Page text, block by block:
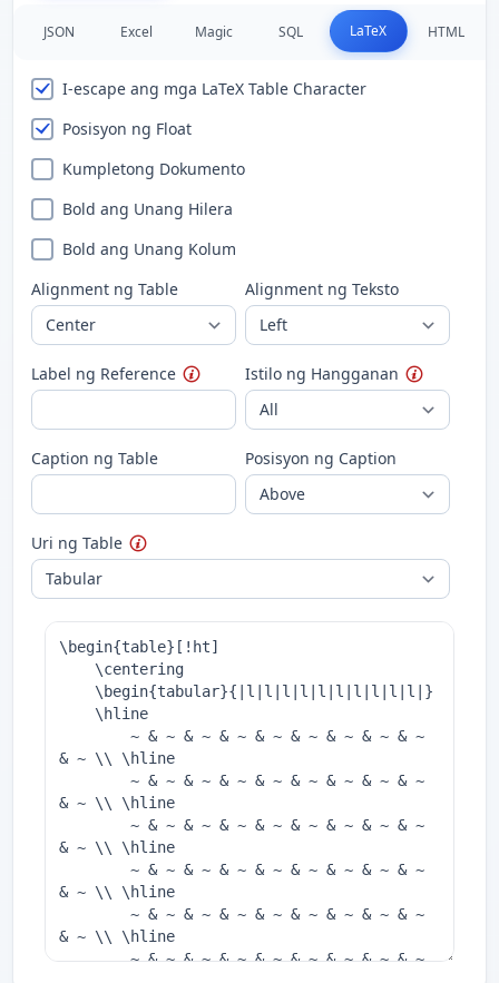
JSON Excel Magic SQL LaTeX HTML
I-escape ang mga LaTeX Table Character
Posisyon ng Float
Kumpletong Dokumento
Bold ang Unang Hilera
Bold ang Unang Kolum
Alignment ng Table
Alignment ng Teksto
Label ng Reference Istilo ng Hangganan
Caption ng Table Posisyon ng Caption
Uri ng Table